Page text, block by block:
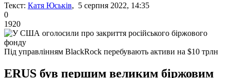
Текст: Катя Юськів, 5 серпня 2022, 14:35
0
1920
Під управлінням BlackRock перебувають активи на $10 трлн
ERUS був першим великим біржовим